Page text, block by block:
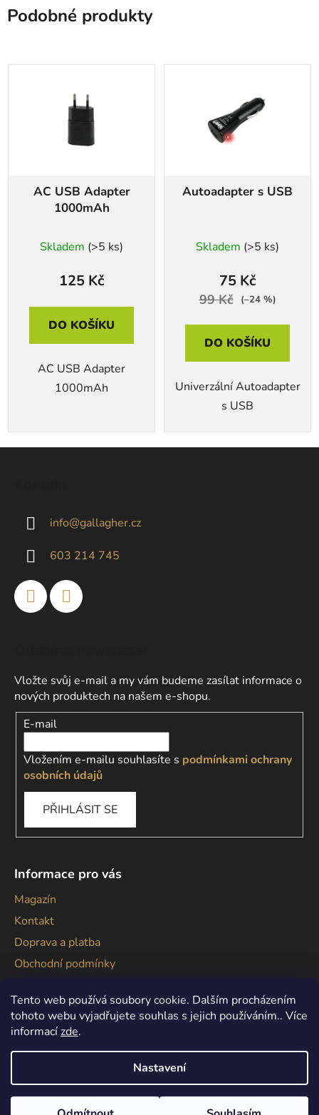
Tento web používá soubory cookie. Dalším procházením
tohoto webu vyjadřujete souhlas s jejich používáním.. Více
informacízde.
Nastavení
Podobné produkty
AC USB Adapter
1000mAh
Skladem (>5 ks)
125 Kč
DO KOŠÍKU
AC USB Adapter
1000mAh
Autoadapter s USB
Skladem (>5 ks)
75 Kč
99 Kč (–24 %)
DO KOŠÍKU
Univerzální Autoadapter
s USB
info@gallagher.cz
603 214 745
Vložte svůj e-mail a my vám budeme zasílat informace o
nových produktech na našem e-shopu.
E-mail
Vložením e-mailu souhlasíte s podmínkami ochrany
osobních údajů
PŘIHLÁSIT SE
Informace pro vás
Magazín
Kontakt
Doprava a platba
Obchodní podmínky
Vytvořil Shoptet
Copyright 2026Gallagher. Všechna práva vyhrazena.